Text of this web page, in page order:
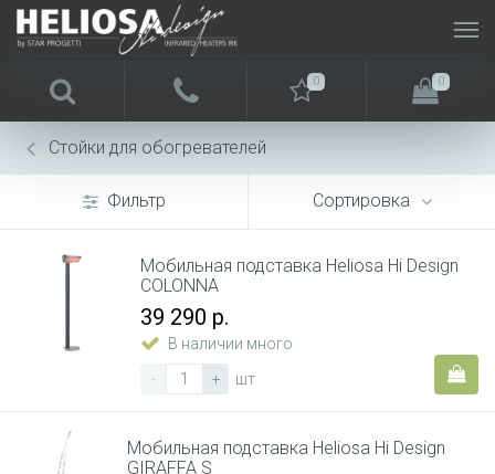
0 0
Стойки для обогревателей
Фильтр Сортировка
Мобильная подставка Heliosa Hi Design
COLONNA
39 290 р.
В наличии много
-
+ шт
Мобильная подставка Heliosa Hi Design
GIRAFFA S